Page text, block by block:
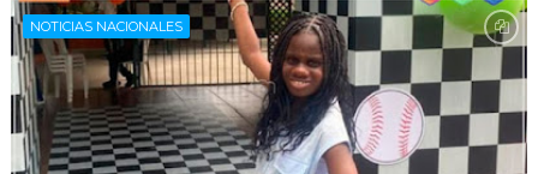
NOTICIAS NACIONALES